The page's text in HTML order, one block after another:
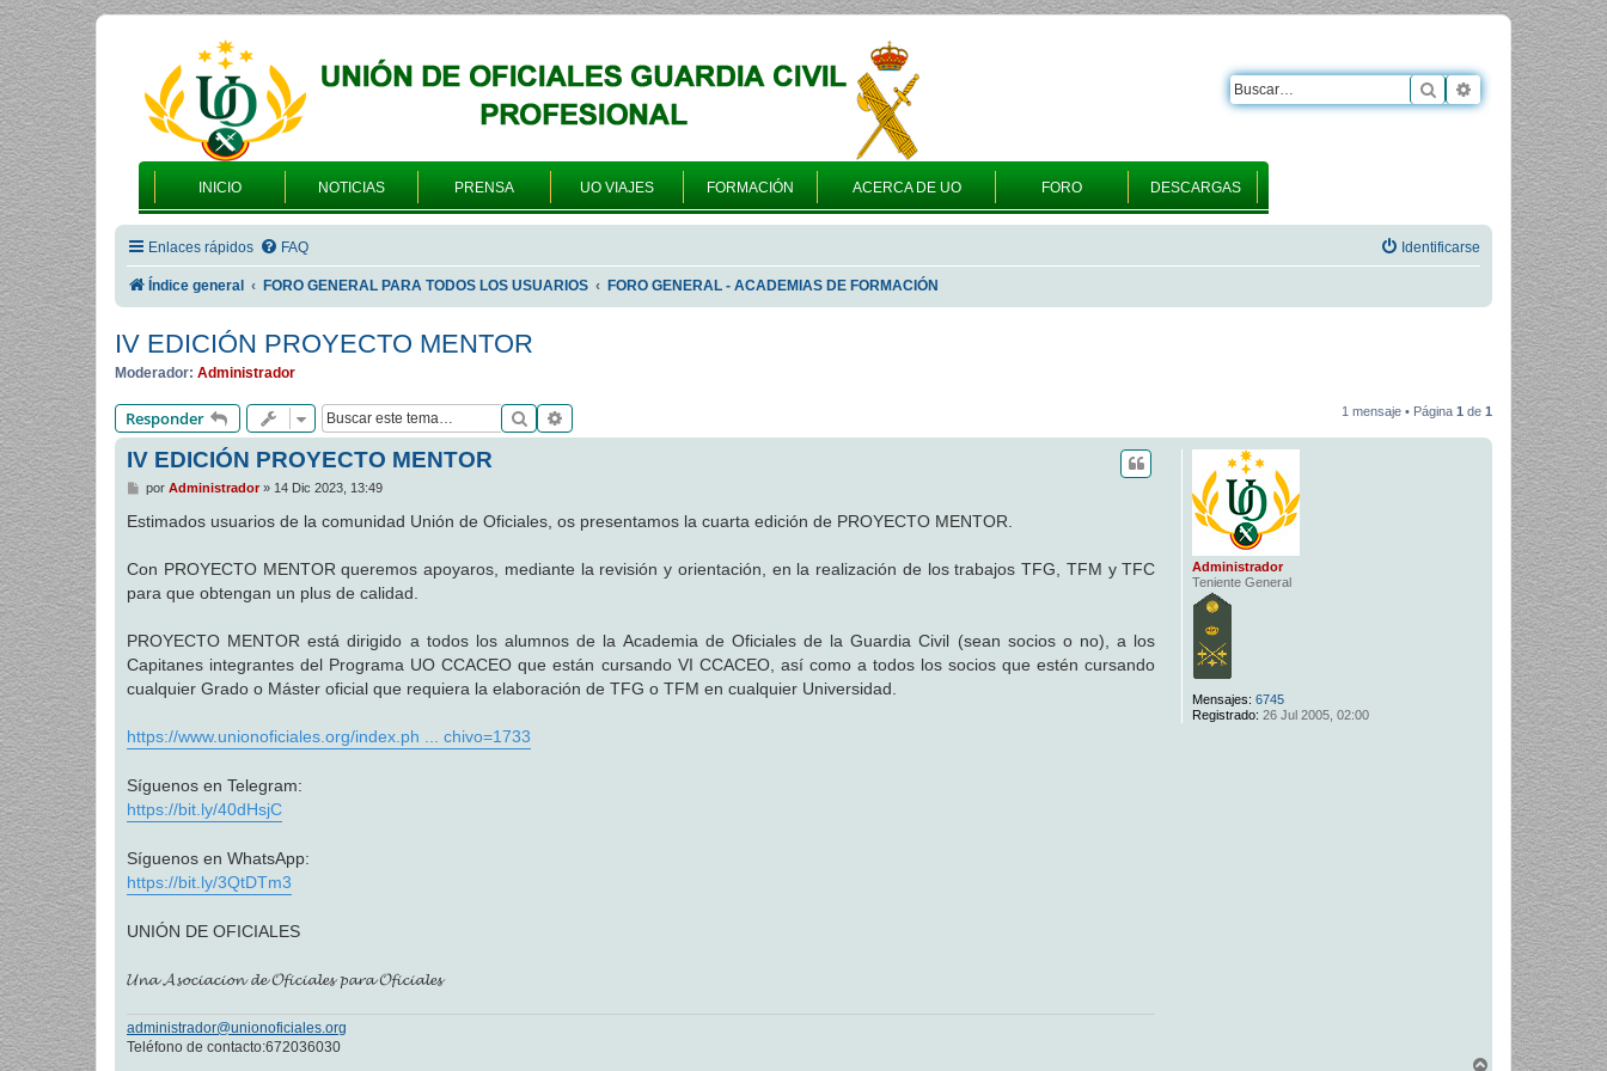
INICIO NOTICIAS PRENSA UO VIAJES FORMACIÓN ACERCA DE UO FORO DESCARGAS
Buscar Búsqueda
Enlaces rápidos FAQ Identificarse
Índice general FORO GENERAL PARA TODOS LOS USUARIOS FORO GENERAL - ACADEMIAS DE FORMACIÓN
IV EDICIÓN PROYECTO MENTOR
Moderador: Administrador
Responder Buscar 1 mensaje • Página 1 de 1
Administrador
Teniente General
Mensajes: 6745
Registrado: 26 Jul 2005, 02:00
IV EDICIÓN PROYECTO MENTOR
M
n
j
e
por Administrador» 14 Dic 2023, 13:49
Estimados usuarios de la comunidad Unión de Oficiales, os presentamos la cuarta edición de PROYECTO MENTOR.
Con PROYECTO MENTOR queremos apoyaros, mediante la revisión y orientación, en la realización de los trabajos TFG, TFM y TFC
para que obtengan un plus de calidad.
PROYECTO MENTOR está dirigido a todos los alumnos de la Academia de Oficiales de la Guardia Civil (sean socios o no), a los
Capitanes integrantes del Programa UO CCACEO que están cursando VI CCACEO, así como a todos los socios que estén cursando
cualquier Grado o Máster oficial que requiera la elaboración de TFG o TFM en cualquier Universidad.
https://www.unionoficiales.org/index.ph ... chivo=1733
Síguenos en Telegram:
https://bit.ly/40dHsjC
Síguenos en WhatsApp:
https://bit.ly/3QtDTm3
UNIÓN DE OFICIALES
𝓤𝓷𝓪 𝓐𝓼𝓸𝓬𝓲𝓪𝓬𝓲𝓸𝓷 𝓭𝓮 𝓞𝓯𝓲𝓬𝓲𝓪𝓵𝓮𝓼 𝓹𝓪𝓻𝓪 𝓞𝓯𝓲𝓬𝓲𝓪𝓵𝓮𝓼
administrador@unionoficiales.org
Teléfono de contacto:672036030